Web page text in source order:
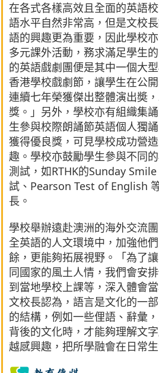
在各式各樣高效且全面的英語
語水平自然非常高，但是文校
語的興趣更為重要，因此學校
多元課外活動，務求滿足學生
的英語戲劇團便是其中一個大
香港學校戲劇節，讓學生在公
連續七年榮獲傑出整體演出奬
獎。」另外，學校亦有組織集
生參與校際朗誦節英語個人獨
獲得優良獎，可見學校成功營
趣。學校亦鼓勵學生參與不同
測試，如RTHK的Sunday
試、Pearson Test of English
長。
學校舉辦遠赴澳洲的海外交流
全英語的人文環境中，加強他
餘，更能夠拓展視野。「為了
同國家的風土人情，我們會安
到當地學校上課等，深入體會
文校長認為，語言是文化的一
的結構，例如一些俚語、辭彙
背後的文化時，才能夠理解文
越感興趣，把所學融會在日常生